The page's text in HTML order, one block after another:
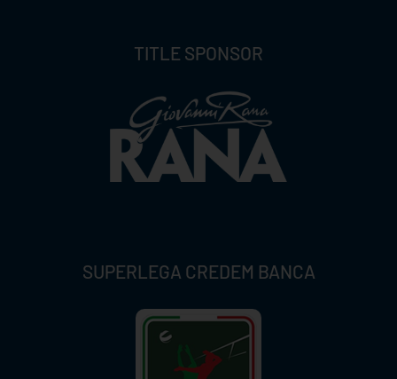
TITLE SPONSOR
SUPERLEGA CREDEM BANCA